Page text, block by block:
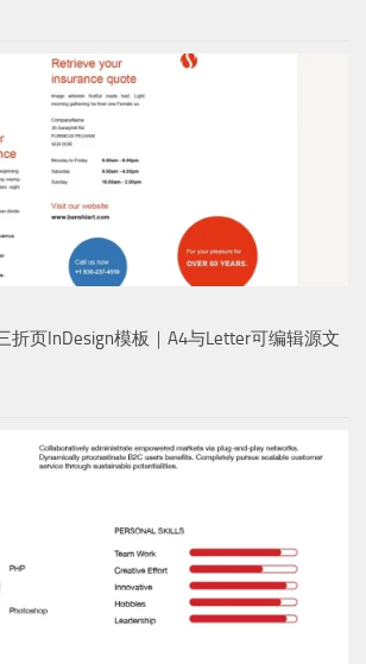
折页InDesign模板｜A4与Letter可编辑源文